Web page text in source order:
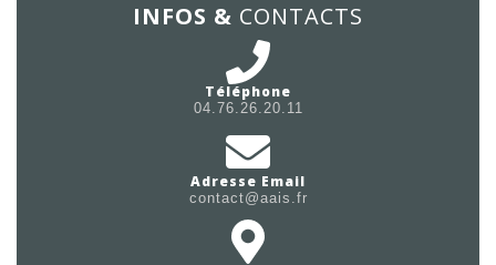
INFOS & CONTACTS
Téléphone
04.76.26.20.11
Adresse Email
contact@aais.fr